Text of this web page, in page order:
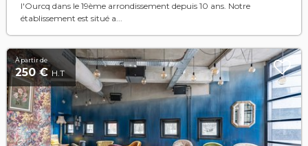
l'Ourcq dans le 19ème arrondissement depuis 10 ans. Notre
établissement est situé a...
À partir de
250 € H.T